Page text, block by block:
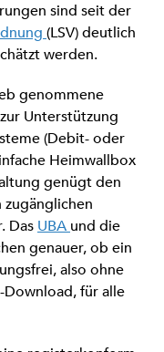
sind seit der
(LSV) deutlich
werden.
genommene
Unterstützung
(Debit- oder
Heimwallbox
genügt den
Das UBA und die
genauer, ob ein
also ohne
für alle